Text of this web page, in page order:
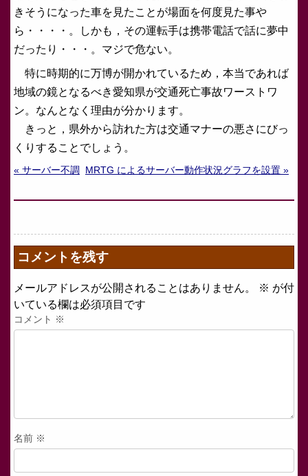
きそうになった車を見たことが場面を何度見た事や
ら・・・・。しかも，その運転手は携帯電話で話に夢中
だったり・・・。マジで危ない。
特に時期的に万博が開かれているため，本当であれば
地域の鏡となるべき愛知県が交通死亡事故ワーストワ
ン。なんとなく理由が分かります。
きっと，県外から訪れた方は交通マナーの悪さにびっ
くりすることでしょう。
« サーバー不調 MRTG によるサーバー動作状況グラフを設置 »
コメントを残す
メールアドレスが公開されることはありません。 ※ が付
いている欄は必須項目です
コメント ※
名前 ※